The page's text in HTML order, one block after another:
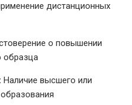
дистанционных
о повышении
образца
Наличие высшего или